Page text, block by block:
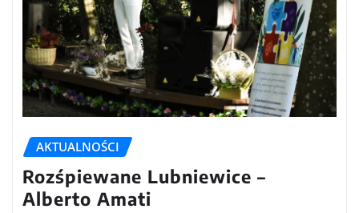
AKTUALNOŚCI
Rozśpiewane Lubniewice –
Alberto Amati